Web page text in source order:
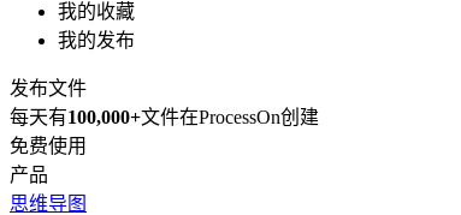
我的收藏
我的发布
发布文件
每天有100,000+文件在ProcessOn创建
免费使用
产品
思维导图